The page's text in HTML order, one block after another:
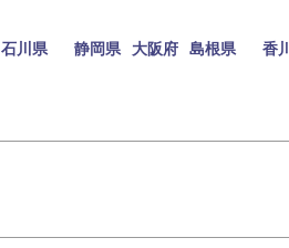
石川県 静岡県 大阪府 島根県 香